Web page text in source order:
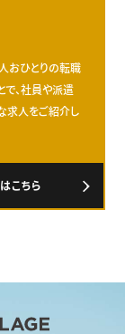
おひとりの転職
で、社員や派遣
求人をご紹介し
こちら